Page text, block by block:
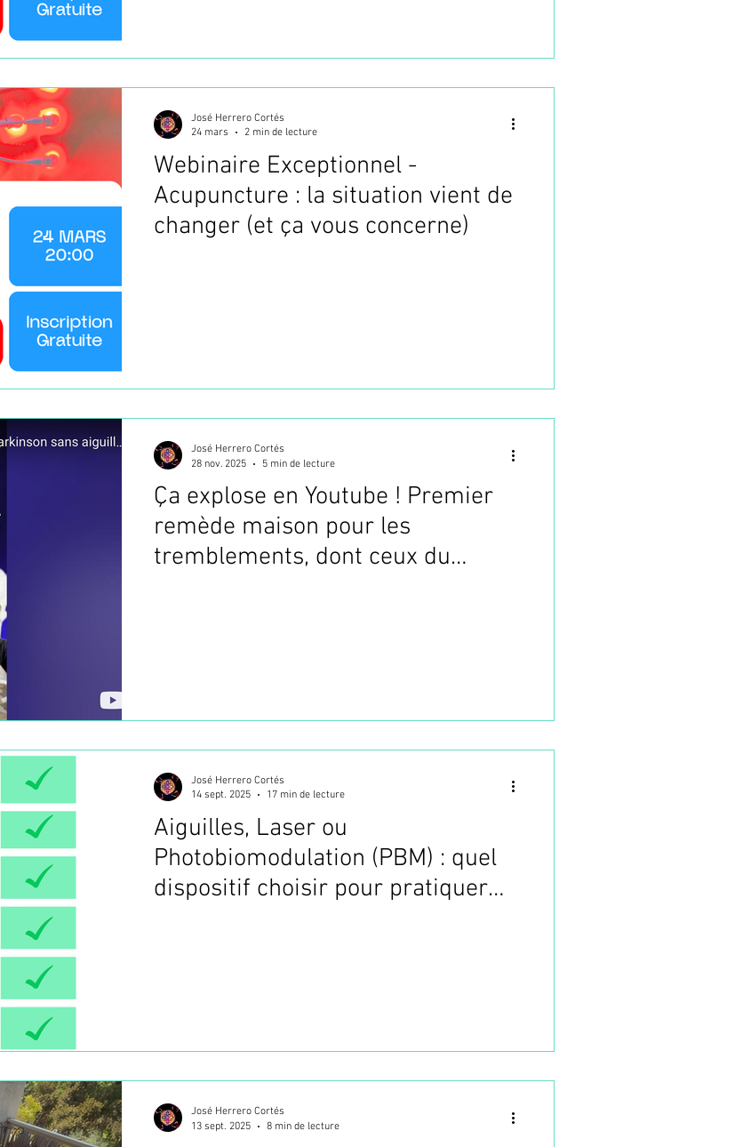
Webinaire Exceptionnel -
Acupuncture : la situation vient de
changer (et ça vous concerne)
José Herrero Cortés
24 mars
2 min de lecture
Ça explose en Youtube ! Premier
remède maison pour les
tremblements, dont ceux du
José Herrero Cortés
28 nov. 2025
5 min de lecture
Aiguilles, Laser ou
Photobiomodulation (PBM) : quel
dispositif choisir pour pratiquer
José Herrero Cortés
14 sept. 2025
17 min de lecture
José Herrero Cortés
13 sept. 2025
8 min de lecture